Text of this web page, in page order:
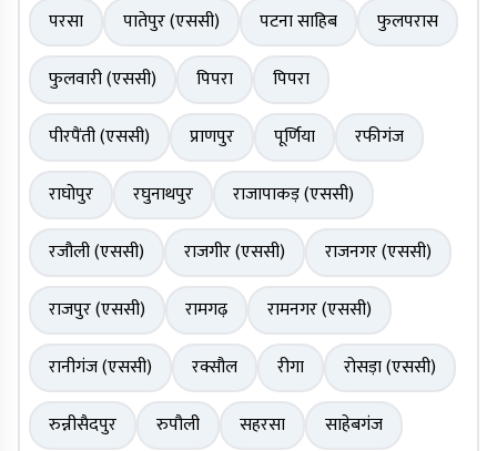
परसा पातेपुर (एससी) पटना साहिब
फुलपरास
फुलवारी (एससी)
पिपरा
पिपरा
पीरपैंती (एससी)
प्राणपुर पूर्णिया
रफीगंज
राघोपुर
रघुनाथपुर
राजापाकड़ (एससी)
रजौली (एससी)
राजगीर (एससी)
राजनगर (एससी)
राजपुर (एससी)
रामगढ़
रामनगर (एससी)
रानीगंज (एससी)
रक्सौल रीगा
रोसड़ा (एससी)
रुन्नीसैदपुर
रुपौली सहरसा
साहेबगंज